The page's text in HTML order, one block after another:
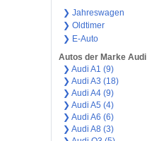
❯ Jahreswagen
❯ Oldtimer
❯ E-Auto
Autos der Marke Audi
❯ Audi A1 (9)
❯ Audi A3 (18)
❯ Audi A4 (9)
❯ Audi A5 (4)
❯ Audi A6 (6)
❯ Audi A8 (3)